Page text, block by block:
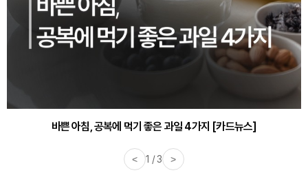
바쁜 아침, 공복에 먹기 좋은 과일 4가지 [카드뉴스]
< 1 / 3 >